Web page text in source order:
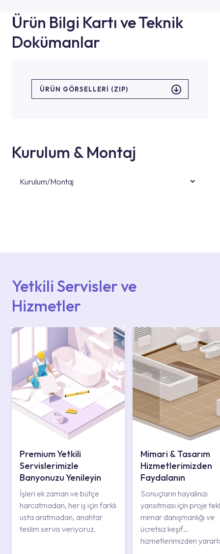
Ürün Bilgi Kartı ve Teknik
Dokümanlar
ÜRÜN GÖRSELLERI (ZIP)
Kurulum & Montaj
Kurulum/Montaj
Yetkili Servisler ve
Hizmetler
Premium Yetkili
Servislerimizle
Banyonuzu Yenileyin
İşleri ek zaman ve bütçe
harcatmadan, her iş için farklı
usta aratmadan, anahtar
teslim servis veriyoruz.
Mimari & Tasarım
Hizmetlerimizden
Faydalanın
Sonuçların hayalinizi
yansıtması için proje
mimar danışmanlığı ve
ücretsiz keşif
hizmetlerimizden